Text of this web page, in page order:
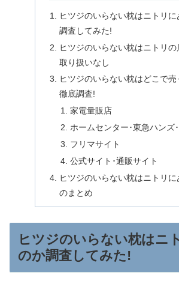
ヒツジのいらない枕はニトリ
調査してみた!
ヒツジのいらない枕はニトリの
取り扱いなし
ヒツジのいらない枕はどこで
徹底調査!
家電量販店
ホームセンター･東急ハンズ
フリマサイト
公式サイト･通販サイト
ヒツジのいらない枕はニトリ
のまとめ
ヒツジのいらない枕はニ
のか調査してみた!